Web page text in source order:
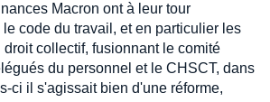
Macron ont à leur tour
le code du travail, et en particulier les
collectif, fusionnant le comité
du personnel et le CHSCT, dans
ci il s'agissait bien d'une réforme,